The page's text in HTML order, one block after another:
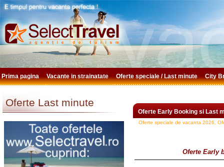
Prima pagina Vacante in strainatate Oferte speciale / Last minute City
Oferte Last minute
Oferte Early Booking si Last
Oferte speciale de vacanta 2026,
Oferte Early